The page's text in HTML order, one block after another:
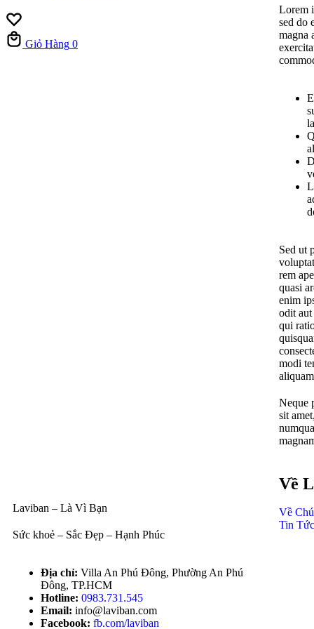
Giỏ Hàng 0
Lorem
sed do
magna
Sed ut
rem
quasi
enim
odit aut
qui
modi
Neque
sit
Laviban – Là Vì Bạn
Sức khoẻ – Sắc Đẹp – Hạnh Phúc
Địa chỉ: Villa An Phú Đông, Phường An Phú
Đông, TP.HCM
Hotline: 0983.731.545
Email: info@laviban.com
Facebook: fb.com/laviban
Về
Về
Tin Tức